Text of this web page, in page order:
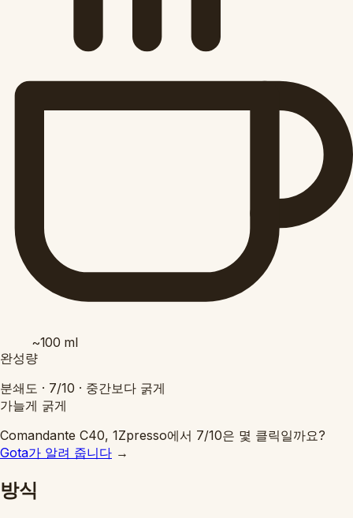
~100 ml
완성량
분쇄도 · 7/10 · 중간보다 굵게
가늘게 굵게
Comandante C40, 1Zpresso에서 7/10은 몇 클릭일까요?
Gota가 알려 줍니다 →
방식